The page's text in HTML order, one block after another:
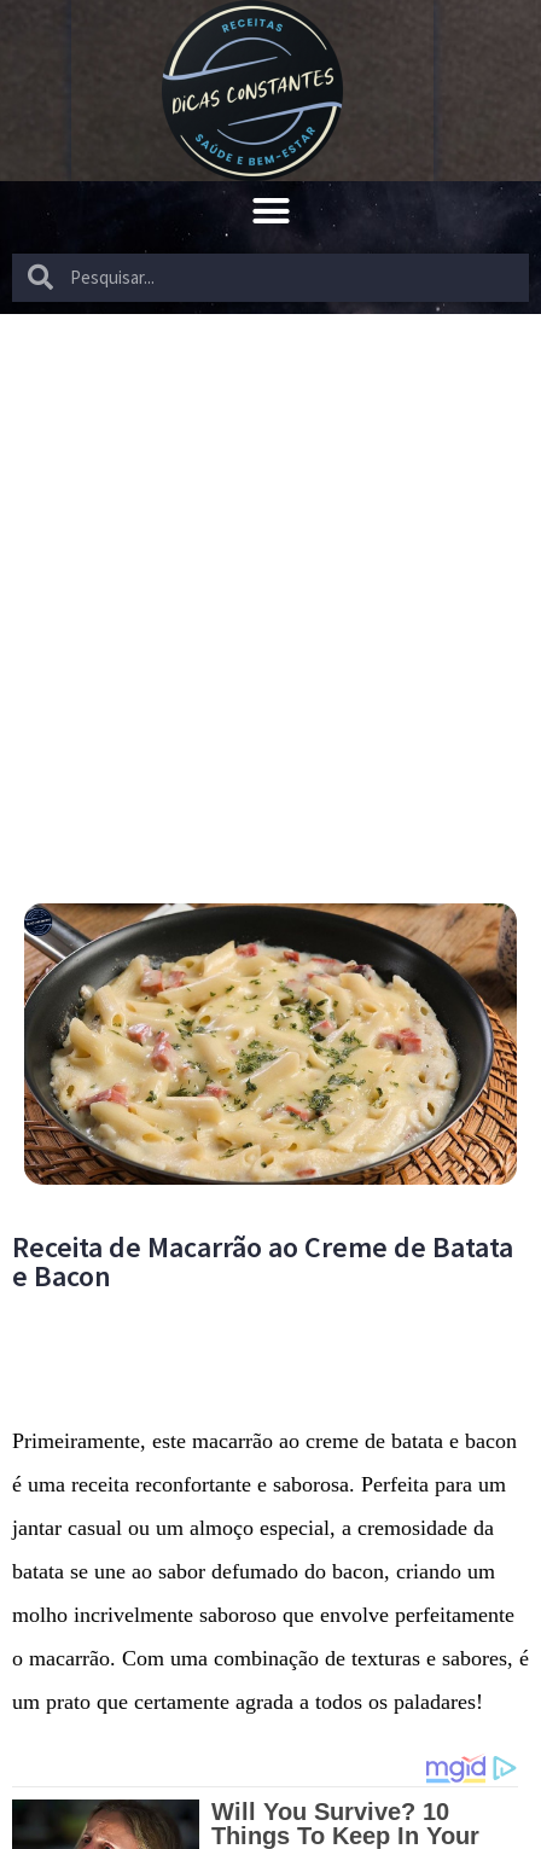
Receita de Macarrão ao Creme de Batata
e Bacon
Primeiramente, este macarrão ao creme de batata e bacon
é uma receita reconfortante e saborosa. Perfeita para um
jantar casual ou um almoço especial, a cremosidade da
batata se une ao sabor defumado do bacon, criando um
molho incrivelmente saboroso que envolve perfeitamente
o macarrão. Com uma combinação de texturas e sabores, é
um prato que certamente agrada a todos os paladares!